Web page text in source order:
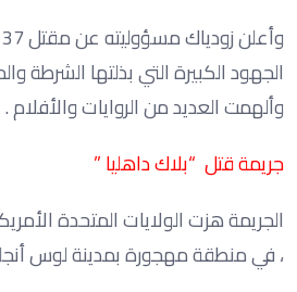
الجهود الكبيرة التي بذلتها الشرطة
وألهمت العديد من الروايات والأفلام .
جريمة قتل “بلاك داهليا ”
، في منطقة مهجورة بمدينة لوس